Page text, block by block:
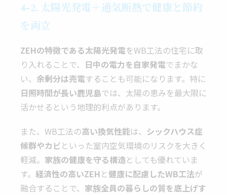
4-2. 太陽光発電＋通気断熱で健康と節約
を両立
ZEHの特徴である太陽光発電をWB工法の住宅に取
り入れることで、
日中の電力を自家発電でまかな
い、 余剰分は売電することも可能になります。特に
日照時間が長い鹿児島では、太陽の恵みを最大限に
活かせるという地理的利点があります。
また、WB工法の高い換気性能は、 シックハウス症
候群やカビといった室内空気環境のリスクを大きく
軽減。 家族の健康を守る構造としても優れていま
す。 経済性の高いZEHと健康に配慮したWB工法が
融合することで、 家族全員の暮らしの質を底上げす